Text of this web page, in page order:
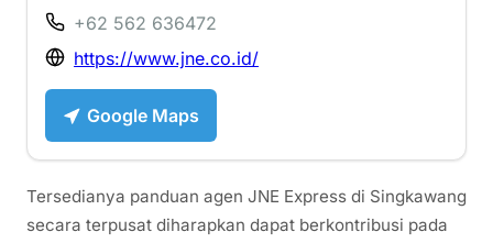
+62 562 636472
https://www.jne.co.id/
Google Maps
Tersedianya panduan agen JNE Express di Singkawang
secara terpusat diharapkan dapat berkontribusi pada